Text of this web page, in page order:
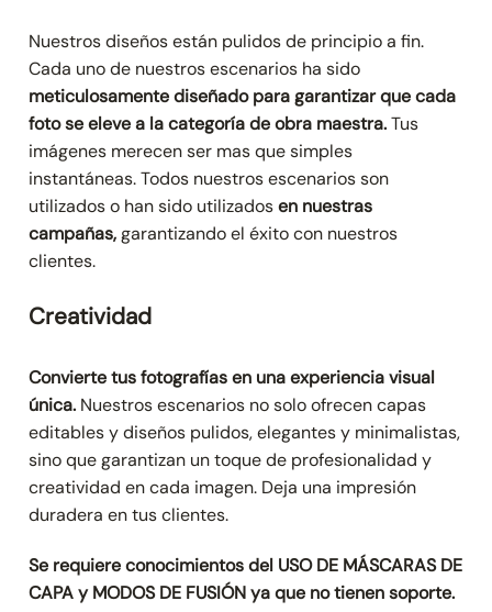
Nuestros diseños están pulidos de principio a fin.
Cada uno de nuestros escenarios ha sido
meticulosamente diseñado para garantizar que cada
foto se eleve a la categoría de obra maestra.Tus
imágenes merecen ser mas que simples
instantáneas. Todos nuestros escenarios son
utilizados o han sido utilizadosen nuestras
campañas,garantizando el éxito con nuestros
clientes.
Creatividad
Convierte tus fotografías en una experiencia visual
única. Nuestros escenarios no solo ofrecen capas
editables y diseños pulidos, elegantes y minimalistas,
sino que garantizan un toque de profesionalidad y
creatividad en cada imagen. Deja una impresión
duradera en tus clientes.
Se requiere conocimientos del USO DE MÁSCARAS DE
CAPA y MODOS DE FUSIÓN ya que no tienen soporte.